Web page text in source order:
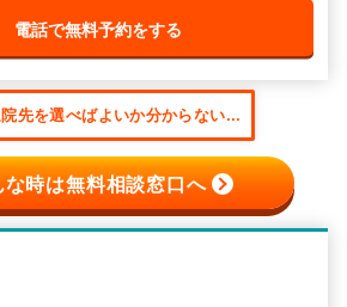
電話で無料予約をする
先を選べばよいか分からない...
な時は無料相談窓口へ